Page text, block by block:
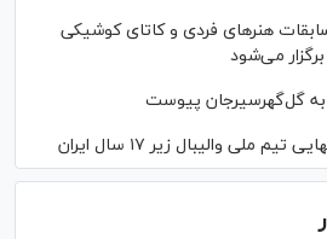
هنر‌های فردی و کاتای کوشیکی
می‌شود
گل‌گهرسیرجان پیوست